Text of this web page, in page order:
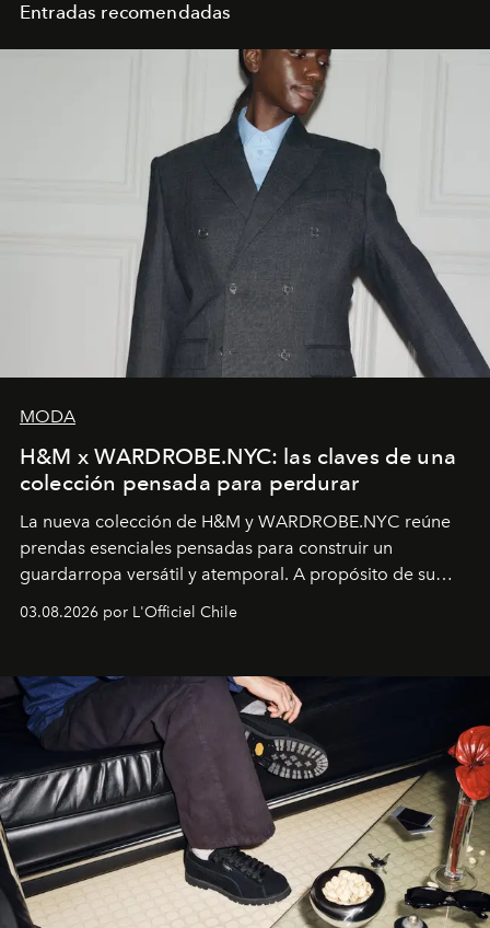
Entradas recomendadas
MODA
H&M x WARDROBE.NYC: las claves de una
colección pensada para perdurar
La nueva colección de H&M y WARDROBE.NYC reúne
prendas esenciales pensadas para construir un
guardarropa versátil y atemporal. A propósito de su
lanzamiento, los fundadores de la firma neoyorquina y
la asesora creativa y jefa de diseño global de la marca
y la filosofía detrás de la propuesta.
03.08.2026 por L'Officiel Chile